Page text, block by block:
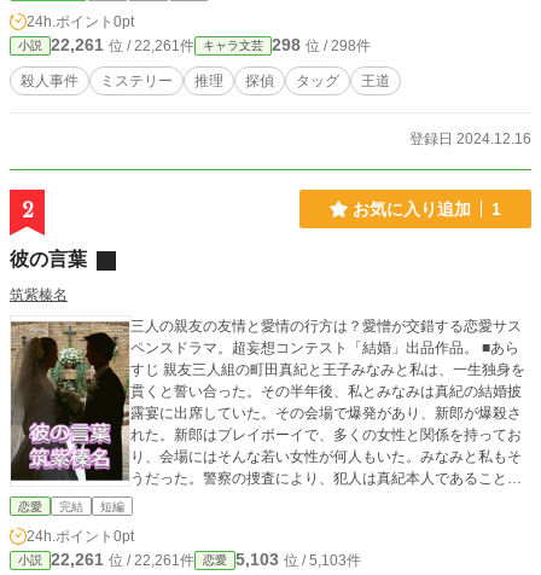
24h.ポイント 0pt
小説 22,261 位 / 22,261件 キャラ文芸 298 位 / 298件
殺人事件 ミステリー 推理 探偵 タッグ 王道
登録日 2024.12.16
2 お気に入り追加 1
彼の言葉
筑紫榛名
三人の親友の友情と愛情の行方は？愛憎が交錯する恋愛サス
ペンスドラマ。超妄想コンテスト「結婚」出品作品。 ■あら
すじ 親友三人組の町田真紀と王子みなみと私は、一生独身を
貫くと誓い合った。その半年後、私とみなみは真紀の結婚披
露宴に出席していた。その会場で爆発があり、新郎が爆殺さ
れた。新郎はプレイボーイで、多くの女性と関係を持ってお
り、会場にはそんな若い女性が何人もいた。みなみと私もそ
うだった。警察の捜査により、犯人は真紀本人であることが
判明した。真紀が連行されそうになるとき、みなみは真紀の
※非ラノベ作品です。 ※こちらの作品はエブリスタ、カクヨ
ム、小説家になろう、ステキブンゲイの各小説サイトにも掲
恋愛 完結 短編
24h.ポイント 0pt
小説 22,261 位 / 22,261件 恋愛 5,103 位 / 5,103件